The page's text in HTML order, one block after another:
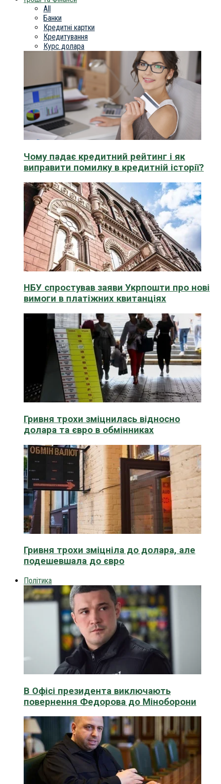
All
Банки
Кредитні картки
Кредитування
Курс долара
Чому падає кредитний рейтинг і як
виправити помилку в кредитній історії?
НБУ спростував заяви Укрпошти про нові
вимоги в платіжних квитанціях
Гривня трохи зміцнилась відносно
долара та євро в обмінниках
Гривня трохи зміцніла до долара, але
подешевшала до євро
Політика
В Офісі президента виключають
повернення Федорова до Міноборони